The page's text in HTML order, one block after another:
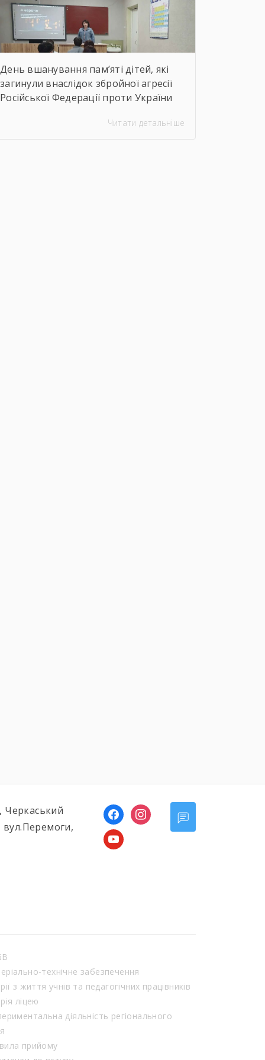
неймовірну філігранність витинанок,
графіки […]
День вшанування пам’яті дітей, які
загинули внаслідок збройної агресії
Російської Федерації проти України
Читати детальніше
Черкаський
facebookinstagram
youtube
технічне забезпечення
з життя учнів та педагогічних працівників
ліцею
діяльність регіонального
прийому